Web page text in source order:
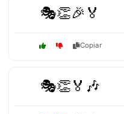
🎭👏🎉🏅
Copiar
🎭👏🏅🎶